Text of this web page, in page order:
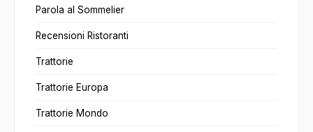
Parola al Sommelier
Recensioni Ristoranti
Trattorie
Trattorie Europa
Trattorie Mondo